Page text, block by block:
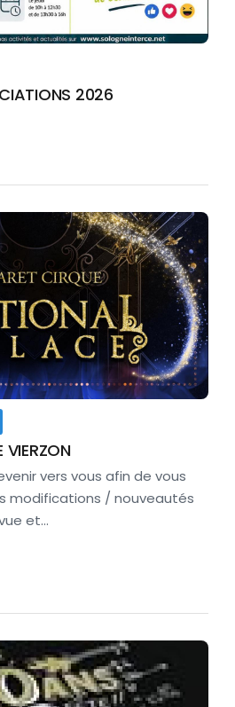
2026
vers vous afin de vous
modifications / nouveautés
et…